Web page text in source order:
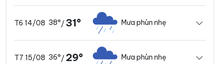
T6 14/08 38°/31° Mưa phùn nhẹ
T7 15/08 36°/ 29° Mưa phùn nhẹ